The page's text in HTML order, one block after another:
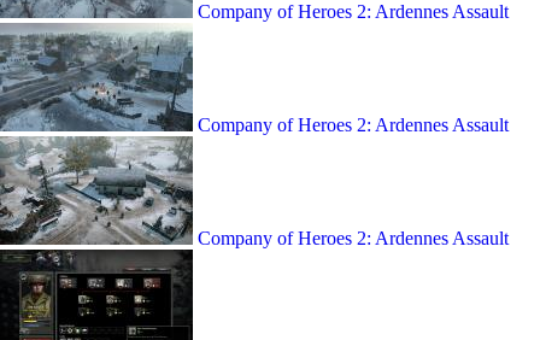
Company of Heroes 2: Ardennes Assault
Company of Heroes 2: Ardennes Assault
Company of Heroes 2: Ardennes Assault